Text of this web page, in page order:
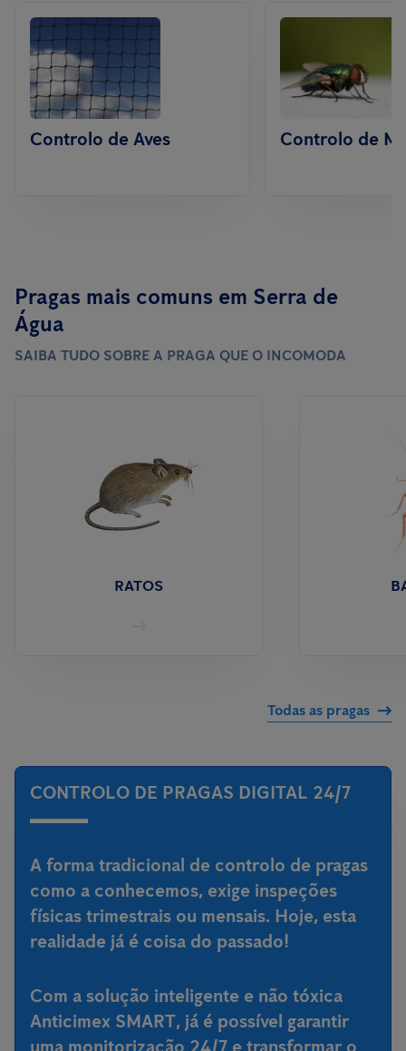
Controlo de Aves Controlo de
Pragas mais comuns em Serra de
Água
SAIBA TUDO SOBRE A PRAGA QUE O INCOMODA
RATOS
Todas as pragas
CONTROLO DE PRAGAS DIGITAL 24/7
A forma tradicional de controlo de pragas
como a conhecemos, exige inspeções
físicas trimestrais ou mensais. Hoje, esta
realidade já é coisa do passado!
Com a solução inteligente e não tóxica
Anticimex SMART, já é possível garantir
uma monitorização 24/7 e transformar o